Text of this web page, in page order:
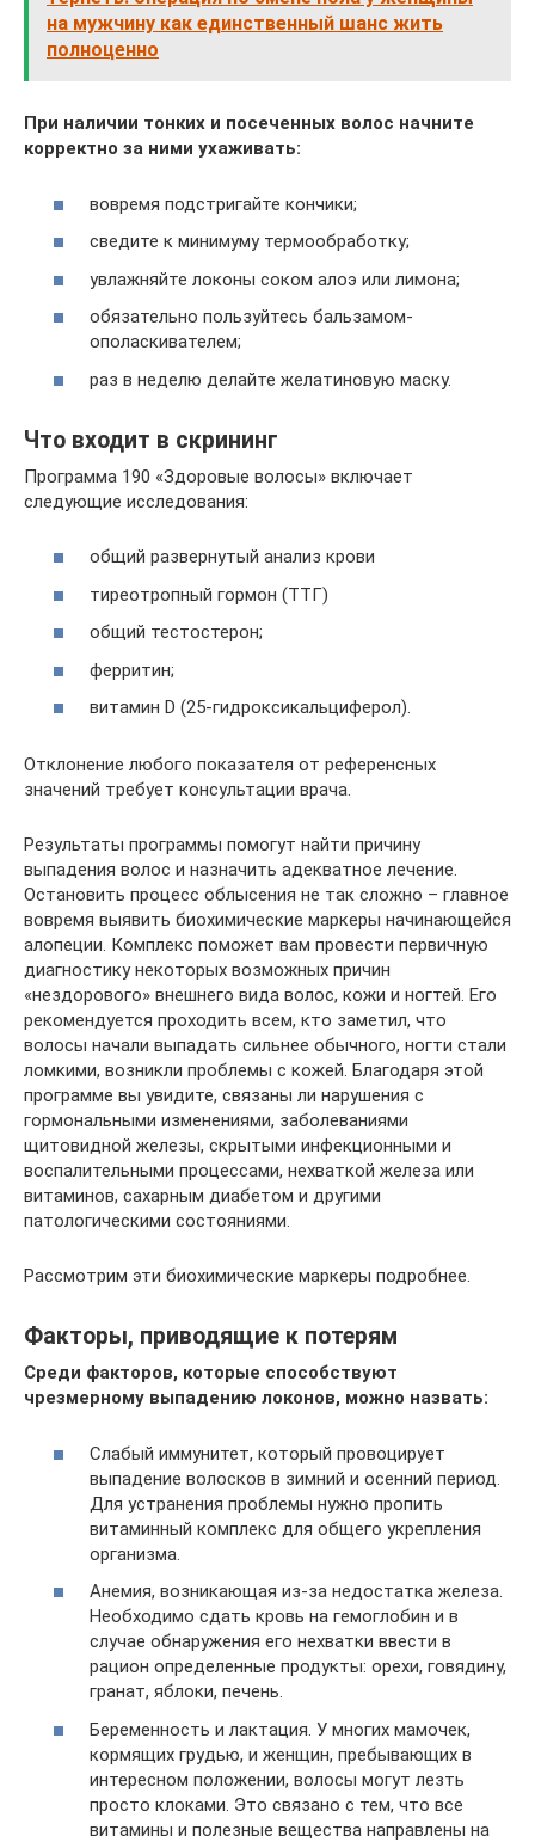
на мужчину как единственный шанс жить
полноценно
При наличии тонких и посеченных волос начните
корректно за ними ухаживать:
вовремя подстригайте кончики;
сведите к минимуму термообработку;
увлажняйте локоны соком алоэ или лимона;
обязательно пользуйтесь бальзамом-
ополаскивателем;
раз в неделю делайте желатиновую маску.
Что входит в скрининг
Программа 190 «Здоровые волосы» включает
следующие исследования:
общий развернутый анализ крови
тиреотропный гормон (ТТГ)
общий тестостерон;
ферритин;
витамин D (25-гидроксикальциферол).
Отклонение любого показателя от референсных
значений требует консультации врача.
Результаты программы помогут найти причину
выпадения волос и назначить адекватное лечение.
Остановить процесс облысения не так сложно – главное
вовремя выявить биохимические маркеры начинающейся
алопеции. Комплекс поможет вам провести первичную
диагностику некоторых возможных причин
«нездорового» внешнего вида волос, кожи и ногтей. Его
рекомендуется проходить всем, кто заметил, что
волосы начали выпадать сильнее обычного, ногти стали
ломкими, возникли проблемы с кожей. Благодаря этой
программе вы увидите, связаны ли нарушения с
гормональными изменениями, заболеваниями
щитовидной железы, скрытыми инфекционными и
воспалительными процессами, нехваткой железа или
витаминов, сахарным диабетом и другими
патологическими состояниями.
Рассмотрим эти биохимические маркеры подробнее.
Факторы, приводящие к потерям
Среди факторов, которые способствуют
чрезмерному выпадению локонов, можно назвать:
Слабый иммунитет, который провоцирует
выпадение волосков в зимний и осенний период.
Для устранения проблемы нужно пропить
витаминный комплекс для общего укрепления
организма.
Анемия, возникающая из-за недостатка железа.
Необходимо сдать кровь на гемоглобин и в
случае обнаружения его нехватки ввести в
рацион определенные продукты: орехи, говядину,
гранат, яблоки, печень.
Беременность и лактация. У многих мамочек,
кормящих грудью, и женщин, пребывающих в
интересном положении, волосы могут лезть
просто клоками. Это связано с тем, что все
витамины и полезные вещества направлены на